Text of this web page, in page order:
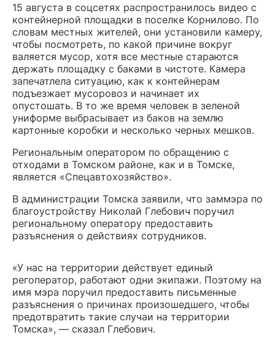
15 августа в соцсетях распространилось видео с
контейнерной площадки в поселке Корнилово. По
словам местных жителей, они установили камеру,
чтобы посмотреть, по какой причине вокруг
валяется мусор, хотя все местные стараются
держать площадку с баками в чистоте. Камера
запечатлела ситуацию, как к контейнерам
подъезжает мусоровоз и начинает их
опустошать. В то же время человек в зеленой
униформе выбрасывает из баков на землю
картонные коробки и несколько черных мешков.
Региональным оператором по обращению с
отходами в Томском районе, как и в Томске,
является «Спецавтохозяйство».
В администрации Томска заявили, что заммэра по
благоустройству Николай Глебович поручил
региональному оператору предоставить
разъяснения о действиях сотрудников.
«У нас на территории действует единый
регоператор, работают одни экипажи. Поэтому на
имя мэра поручил предоставить письменные
разъяснения о причинах произошедшего, чтобы
предотвратить такие случаи на территории
Томска», — сказал Глебович.